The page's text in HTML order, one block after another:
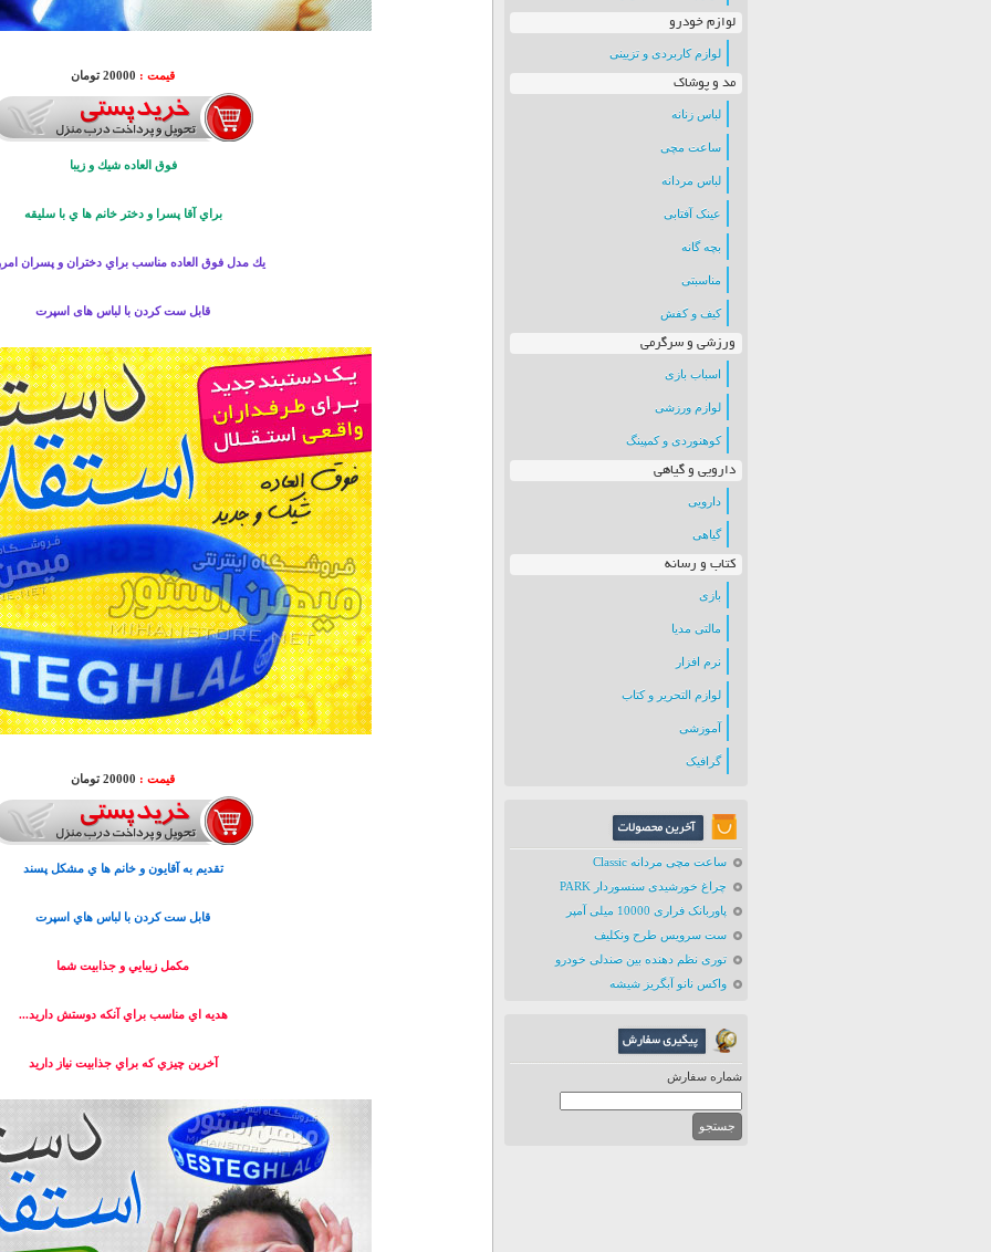
لوازم خودرو
لوازم کاربردی و تزیینی
مد و پوشاک
لباس زنانه
ساعت مچی
لباس مردانه
عینک آفتابی
بچه گانه
مناسبتی
کیف و کفش
ورزشی و سرگرمی
اسباب بازی
لوازم ورزشی
کوهنوردی و کمپینگ
دارویی و گیاهی
دارویی
گیاهی
کتاب و رسانه
بازی
مالتی مدیا
نرم افزار
لوازم التحریر و کتاب
آموزشی
گرافیک
ساعت مچی مردانه Classic
چراغ خورشیدی سنسوردار PARK
پاوربانک فراری 10000 میلی آمپر
ست سرویس طرح ونکلیف
توری نظم دهنده بین صندلی خودرو
واکس نانو آبگریز شیشه
شماره سفارش
قیمت :
فوق العاده شيك و زيبا
براي آقا پسرا و دختر خانم ها ي با سليقه
يك مدل فوق العاده مناسب براي دختران و پسران
قابل ست کردن با لباس های اسپرت
قیمت :
تقديم به آقايون و خانم ها ي مشكل پسند
قابل ست كردن با لباس هاي اسپرت
مكمل زيبايي و جذابيت شما
هديه اي مناسب براي آنكه دوستش داريد...
آخرين چيزي كه براي جذابيت نياز داريد